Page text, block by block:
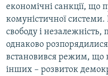
економічні санкції, що
комуністичної системи.
свободу і незалежність,
однаково
встановився режим, що
інших – розвиток